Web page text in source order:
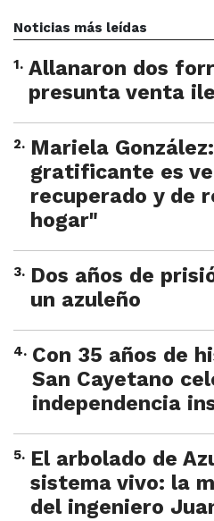
Noticias más leídas
1. Allanaron dos
presunta venta
2. Mariela
gratificante es
recuperado y de
hogar"
3. Dos años de
un azuleño
4. Con 35 años de
San Cayetano
independencia
5. El arbolado de
sistema vivo: la
del ingeniero